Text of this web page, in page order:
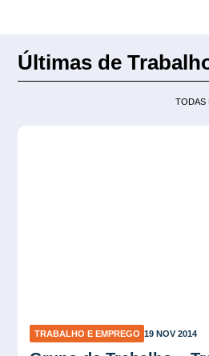
Últimas de
TODAS
TRABALHO E EMPREGO 19 NOV 2014